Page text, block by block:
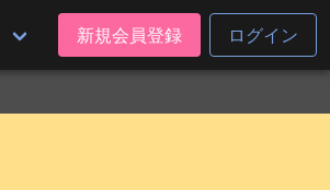
新規会員登録 ログイン